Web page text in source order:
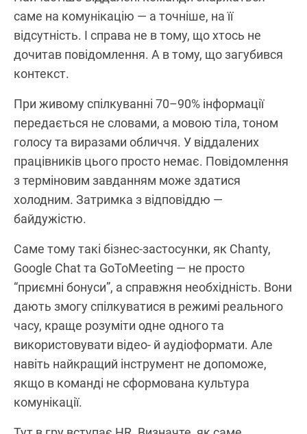
саме на комунікацію — а точніше, на її
відсутність. І справа не в тому, що хтось не
дочитав повідомлення. А в тому, що загубився
контекст.
При живому спілкуванні 70–90% інформації
передається не словами, а мовою тіла, тоном
голосу та виразами обличчя. У віддалених
працівників цього просто немає. Повідомлення
з терміновим завданням може здатися
холодним. Затримка з відповіддю —
байдужістю.
Саме тому такі бізнес-застосунки, як Chanty,
Google Chat та GoToMeeting — не просто
“приємні бонуси”, а справжня необхідність. Вони
дають змогу спілкуватися в режимі реального
часу, краще розуміти одне одного та
використовувати відео- й аудіоформати. Але
навіть найкращий інструмент не допоможе,
якщо в команді не сформована культура
комунікації.